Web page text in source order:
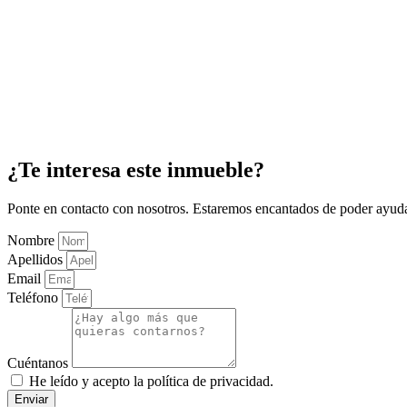
¿Te interesa este inmueble?
Ponte en contacto con nosotros. Estaremos encantados de poder
Nombre
Apellidos
Email
Teléfono
Cuéntanos
He leído y acepto la política de privacidad.
Enviar